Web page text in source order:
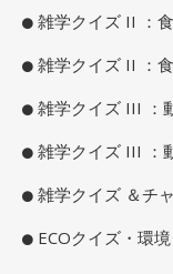
雑学クイズ II ：
雑学クイズ II ：
雑学クイズ III ：
雑学クイズ III ：
雑学クイズ ＆チ
ECOクイズ・環